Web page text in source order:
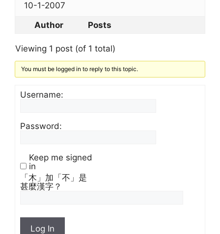
10-1-2007
Author
Posts
Viewing 1 post (of 1 total)
You must be logged in to reply to this topic.
Username:
Password:
Keep me signed
in
「木」加「不」是
甚麼漢字？
Log In